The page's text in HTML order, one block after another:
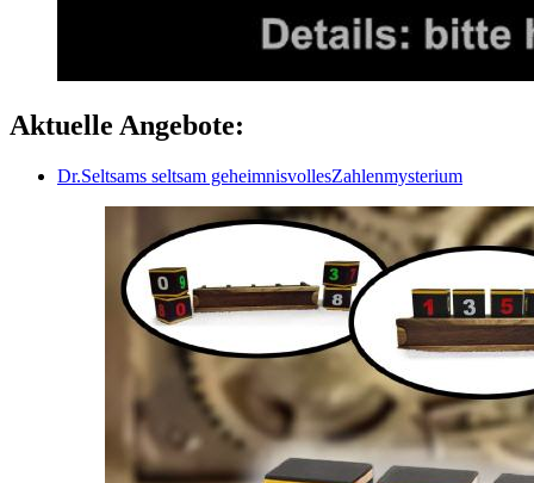
Aktuelle Angebote:
Dr.Seltsams seltsam geheimnisvollesZahlenmysterium